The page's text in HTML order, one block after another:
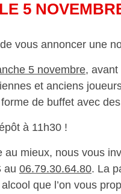
5
vous annoncer une
5 novembre,
et anciens
de buffet avec
à 11h30 !
mieux, nous vous
au 06.79.30.64.80. La
que l’on vous